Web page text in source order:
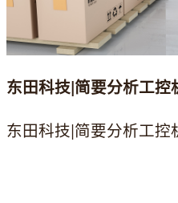
东田科技|简要分析工
东田科技|简要分析工